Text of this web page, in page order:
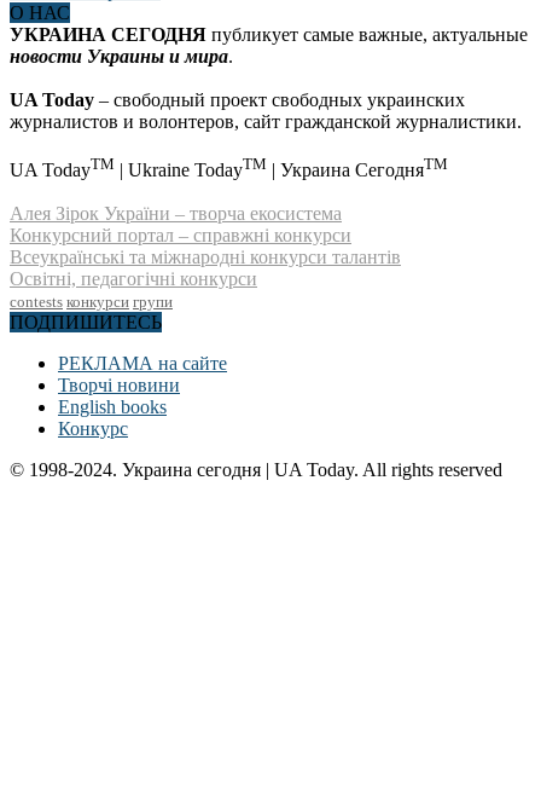
О НАС
УКРАИНА СЕГОДНЯ публикует самые важные, актуальные
новости Украины и мира.
UA Today – свободный проект свободных украинских
журналистов и волонтеров, сайт гражданской журналистики.
UA TodayTM | Ukraine TodayTM | Украина СегодняTM
Алея Зірок України – творча екосистема
Конкурсний портал – справжні конкурси
Всеукраїнські та міжнародні конкурси талантів
Освітні, педагогічні конкурси
contests конкурси групи
ПОДПИШИТЕСЬ
РЕКЛАМА на сайте
Творчі новини
English books
Конкурс
© 1998-2024. Украина сегодня | UA Today. All rights reserved